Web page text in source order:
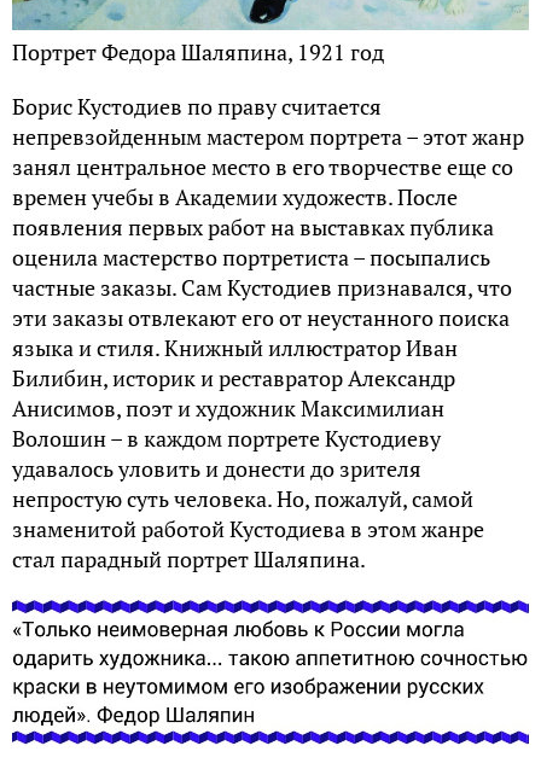
Портрет Федора Шаляпина, 1921 год
Борис Кустодиев по праву считается
непревзойденным мастером портрета – этот жанр
занял центральное место в его творчестве еще со
времен учебы в Академии художеств. После
появления первых работ на выставках публика
оценила мастерство портретиста – посыпались
частные заказы. Сам Кустодиев признавался, что
эти заказы отвлекают его от неустанного поиска
языка и стиля. Книжный иллюстратор Иван
Билибин, историк и реставратор Александр
Анисимов, поэт и художник Максимилиан
Волошин – в каждом портрете Кустодиеву
удавалось уловить и донести до зрителя
непростую суть человека. Но, пожалуй, самой
знаменитой работой Кустодиева в этом жанре
стал парадный портрет Шаляпина.